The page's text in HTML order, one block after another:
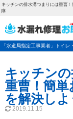
キッチンの排水溝つまりには重曹
隊
「水道局指定工事業者」トイ
キッチン
重曹！簡
を解決しよ
2019.11.15